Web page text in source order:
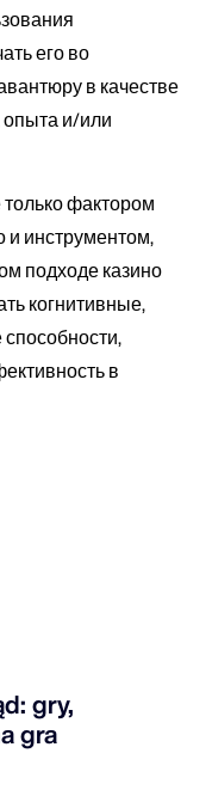
его во
в качестве
опыта и/или
фактором
инструментом,
подходе казино
когнитивные,
в
gry,
gra